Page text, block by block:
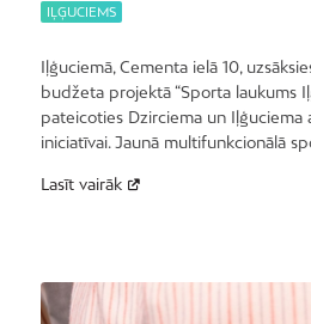
IĻĢUCIEMS
Iļģuciemā, Cementa ielā 10,
budžeta projektā “Sporta laukums
pateicoties Dzirciema un
iniciatīvai. Jaunā multifunkcionālā
Lasīt vairāk